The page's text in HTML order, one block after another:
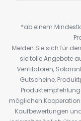
*ab einem
Melden Sie sich für
sie tolle Angebote
Ventilatoren,
Gutscheine,
möglichen
Kaufbewertungen